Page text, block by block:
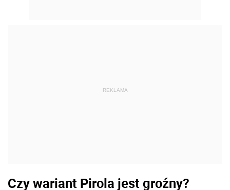
REKLAMA
Czy wariant Pirola jest groźny?